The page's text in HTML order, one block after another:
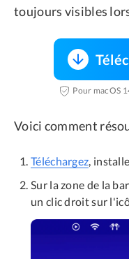
toujours visibles
Pour macOS
Voici comment
Téléchargez ,
Sur la zone de la
un clic droit sur